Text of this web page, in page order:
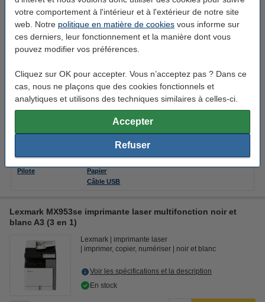
votre comportement à l'intérieur et à l'extérieur de notre site
web. Notre politique en matière de cookies vous informe sur
ces derniers, leur fonctionnement et la manière dont vous
pouvez modifier vos préférences.
Cliquez sur OK pour accepter. Vous n’acceptez pas ? Dans ce
cas, nous ne plaçons que des cookies fonctionnels et
analytiques et utilisons des techniques similaires à celles-ci.
Accepter
Refuser
Astuce : prolongez la garantie de votre imprimante jusqu'à :
3 ans de garantie sur Lexmark CX431adw
79,95 €
5 ans de garantie sur Lexmark CX431adw
120,95 €
plus d'infos sur la garantie prolongée
Caractéristiques
Pilote
Toners
Papier
Câble USB
Lexmark MX953se imprimante laser multifonction noir et
blanc A3 (3 en 1)
Lexmark
imprimante laser
imprimer, copier, numériser
noir et blanc
Voir les spécifications et la description
En stock